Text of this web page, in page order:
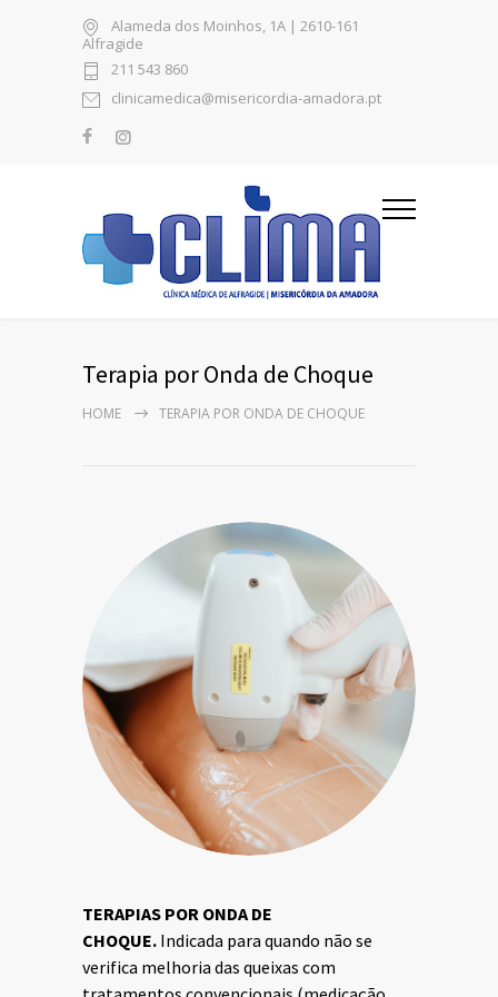
Alameda dos Moinhos, 1A | 2610-161
Alfragide
211 543 860
clinicamedica@misericordia-amadora.pt
Terapia por Onda de Choque
HOME TERAPIA POR ONDA DE CHOQUE
TERAPIAS POR ONDA DE
CHOQUE. Indicada para quando não se
verifica melhoria das queixas com